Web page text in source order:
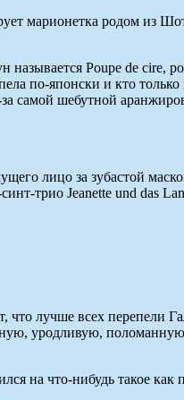
марионетка родом из
называется Poupe de cire,
по-японски и кто
самой шебутной
лицо за зубастой
трио Jeanette und das
что лучше всех
уродливую,
на что-нибудь такое